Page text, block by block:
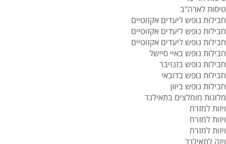
טיסות לארה"ב
חבילות נופש ליעדים אקזוטיים
חבילות נופש ליעדים אקזוטיים
חבילות נופש ליעדים אקזוטיים
חבילות נופש באיי סיישל
חבילות נופש בזנזיבר
חבילות נופש בדובאי
חבילות נופש ביוון
מלונות מומלצים בתאילנד
ויזות למזרח
ויזות למזרח
ויזות למזרח
ויזה לתאילנד